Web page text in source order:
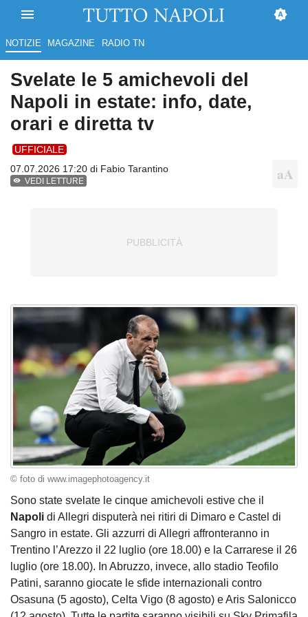
NOTIZIE MAGAZINE RADIO TN
Svelate le 5 amichevoli del
Napoli in estate: info, date,
orari e diretta tv
UFFICIALE
07.07.2026 17:20 di Fabio Tarantino
VEDI LETTURE
© foto di www.imagephotoagency.it
Sono state svelate le cinque amichevoli estive che il
Napoli di Allegri disputerà nei ritiri di Dimaro e Castel di
Sangro in estate. Gli azzurri di Allegri affronteranno in
Trentino l’Arezzo il 22 luglio (ore 18.00) e la Carrarese il 26
luglio (ore 18.00). In Abruzzo, invece, allo stadio Teofilo
Patini, saranno giocate le sfide internazionali contro
Osasuna (5 agosto), Celta Vigo (8 agosto) e Aris Salonicco